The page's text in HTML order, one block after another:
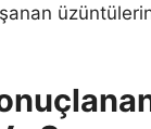
üzüntülerin